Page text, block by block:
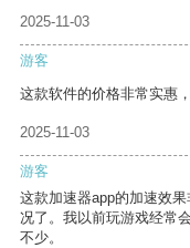
2025-11-03
游客
这款软件的价格非常实惠
2025-11-03
游客
这款加速器app的加速效
况了。我以前玩游戏经常
不少。